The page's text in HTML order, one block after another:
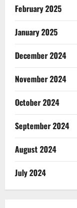
February 2025
January 2025
December 2024
November 2024
October 2024
September 2024
August 2024
July 2024